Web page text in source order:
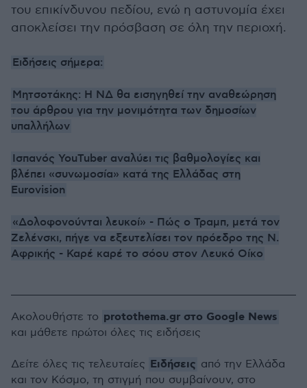
του επικίνδυνου πεδίου, ενώ η αστυνομία έχει
αποκλείσει την πρόσβαση σε όλη την περιοχή.
Ειδήσεις σήμερα:
Μητσοτάκης: Η ΝΔ θα εισηγηθεί την αναθεώρηση
του άρθρου για την μονιμότητα των δημοσίων
υπαλλήλων
Ισπανός YouTuber αναλύει τις βαθμολογίες και
βλέπει «συνωμοσία» κατά της Ελλάδας στη
Eurovision
«Δολοφονούνται λευκοί» - Πώς ο Τραμπ, μετά τον
Ζελένσκι, πήγε να εξευτελίσει τον πρόεδρο της Ν.
Αφρικής - Καρέ καρέ το σόου στον Λευκό Οίκο
Ακολουθήστε το protothema.gr στο Google News
και μάθετε πρώτοι όλες τις ειδήσεις
Δείτε όλες τις τελευταίες Ειδήσεις από την Ελλάδα
και τον Κόσμο, τη στιγμή που συμβαίνουν, στο